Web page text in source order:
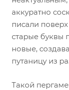
аккуратно
писали
старые буквы
новые,
путаницу из
Такой